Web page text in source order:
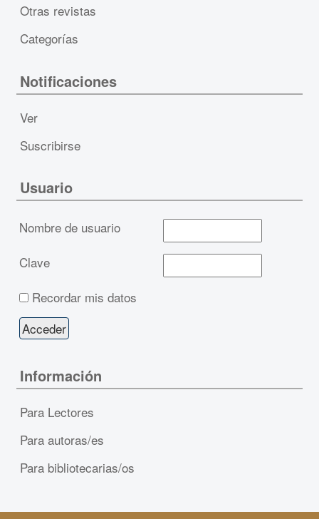
Otras revistas
Categorías
Notificaciones
Ver
Suscribirse
Usuario
Nombre de usuario
Clave
Recordar mis datos
Información
Para Lectores
Para autoras/es
Para bibliotecarias/os